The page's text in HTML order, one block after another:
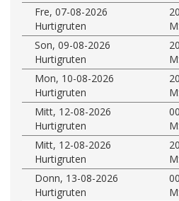
Fre, 07-08-2026
Hurtigruten
Son, 09-08-2026
Hurtigruten
Mon, 10-08-2026
Hurtigruten
Mitt, 12-08-2026
Hurtigruten
Mitt, 12-08-2026
Hurtigruten
Donn, 13-08-2026
Hurtigruten